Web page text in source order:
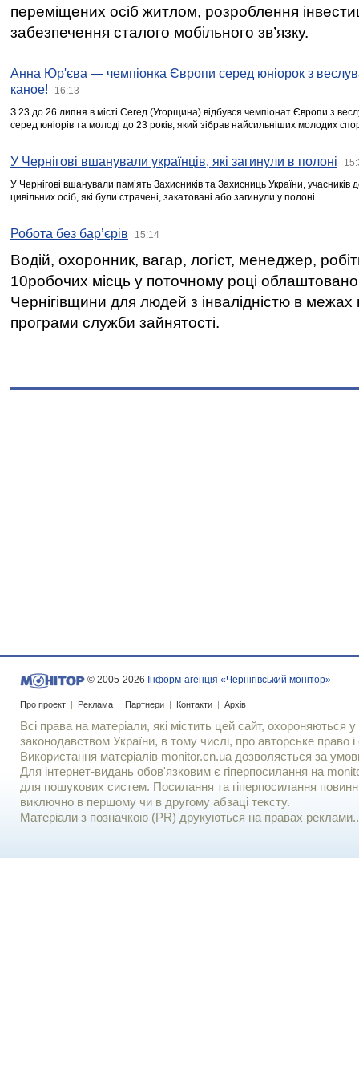
переміщених осіб житлом, розроблення
забезпечення сталого мобільного зв’язку.
Анна Юр'єва — чемпіонка Європи серед юніорок з
каное!
16:13
З 23 до 26 липня в місті Сегед (Угорщина) відбувся чемпіонат Європи з
серед юніорів та молоді до 23 років, який зібрав найсильніших молодих
У Чернігові вшанували українців, які загинули в полоні
У Чернігові вшанували пам’ять Захисників та Захисниць України,
цивільних осіб, які були страчені, закатовані або загинули у полоні.
Робота без бар’єрів 15:14
Водій, охоронник, вагар, логіст, менеджер,
10робочих місць у поточному році
Чернігівщини для людей з інвалідністю в межах
програми служби зайнятості.
© 2005-2026 Інформ-агенція «Чернігівський монітор»
Про проект | Реклама | Партнери | Контакти | Архів
Всі права на матеріали, які містить цей сайт, охороняються у
законодавством України, в тому числі, про авторське право і
Використання матерiалiв monitor.cn.ua дозволяється за
Для iнтернет-видань обов'язковим є гiперпосилання на
для пошукових систем. Посилання та гіперпосилання
виключно в першому чи в другому абзаці тексту.
Матеріали з позначкою (PR) друкуються на правах реклами..